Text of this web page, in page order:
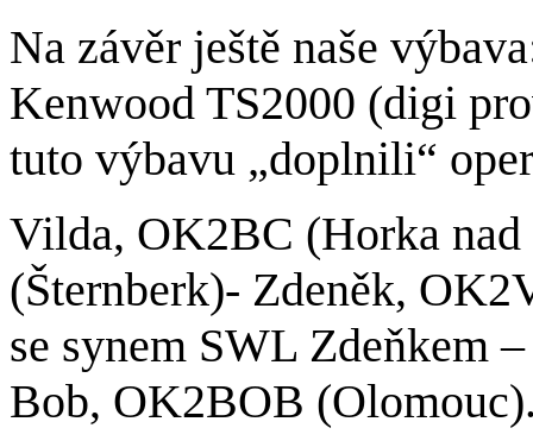
Na závěr ještě naše
Kenwood TS2000 (digi
tuto výbavu „doplnili“
Vilda, OK2BC (Horka
(Šternberk)- Zdeněk,
se synem SWL Zdeňkem
Bob, OK2BOB